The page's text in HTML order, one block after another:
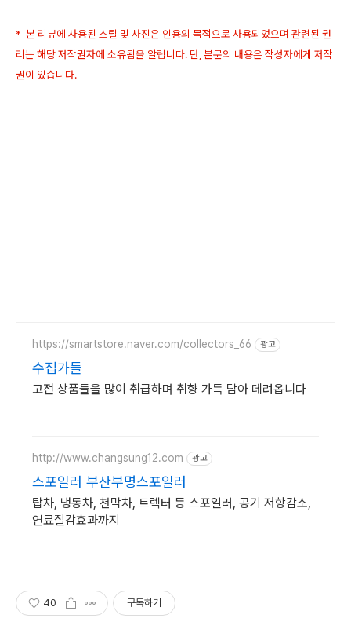
* 본 리뷰에 사용된 스틸 및 사진은 인용의 목적으로 사용되었으며 관련된 권
리는 해당 저작권자에 소유됨을 알립니다. 단, 본문의 내용은 작성자에게 저작
권이 있습니다.
https://smartstore.naver.com/collectors_66 광고
수집가들
고전 상품들을 많이 취급하며 취향 가득 담아 데려옵니다
http://www.changsung12.com 광고
스포일러 부산부명스포일러
탑차, 냉동차, 천막차, 트렉터 등 스포일러, 공기 저항감소,
연료절감효과까지
40 구독하기